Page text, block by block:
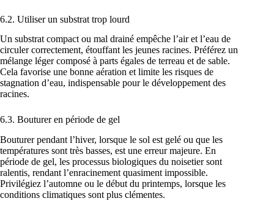
6.2. Utiliser un substrat trop lourd
Un substrat compact ou mal drainé empêche l’air et l’eau de
circuler correctement, étouffant les jeunes racines. Préférez un
mélange léger composé à parts égales de terreau et de sable.
Cela favorise une bonne aération et limite les risques de
stagnation d’eau, indispensable pour le développement des
racines.
6.3. Bouturer en période de gel
Bouturer pendant l’hiver, lorsque le sol est gelé ou que les
températures sont très basses, est une erreur majeure. En
période de gel, les processus biologiques du noisetier sont
ralentis, rendant l’enracinement quasiment impossible.
Privilégiez l’automne ou le début du printemps, lorsque les
conditions climatiques sont plus clémentes.